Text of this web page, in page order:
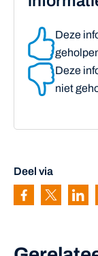
Deze
Deze
niet
Deel via
Pagina delen
Pagina